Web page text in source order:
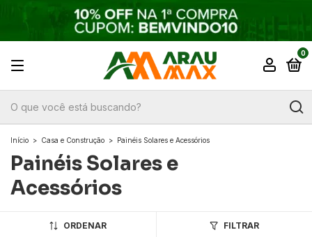
0
Início > Casa e Construção > Painéis Solares e Acessórios
Painéis Solares e
Acessórios
ORDENAR FILTRAR